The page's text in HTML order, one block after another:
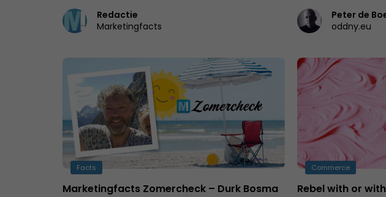
Redactie
Marketingfacts
Peter de
oddny.eu
Facts
Marketingfacts Zomercheck – Durk Bosma
Commerce
Rebel with or